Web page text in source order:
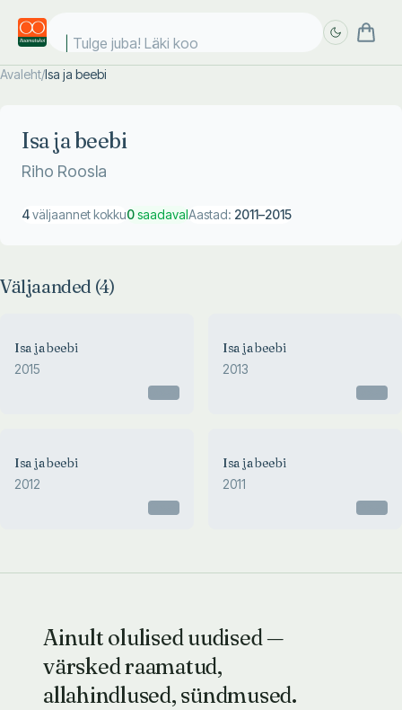
Tulge juba! Läki kooli
Avaleht/Isa ja beebi
Isa ja beebi
Riho Roosla
4väljaannet kokku0saadavalAastad: 2011–2015
Väljaanded (4)
Isa ja beebi
2015
Isa ja beebi
2013
Isa ja beebi
2012
Isa ja beebi
2011
Ainult olulised uudised —
värsked raamatud,
allahindlused, sündmused.